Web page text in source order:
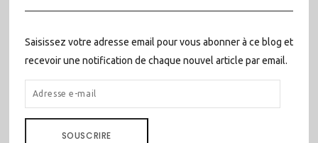
Saisissez votre adresse email pour vous abonner à ce blog et
recevoir une notification de chaque nouvel article par email.
ADRESSE
E-
SOUSCRIRE